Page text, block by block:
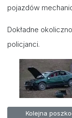
pojazdów
Dokładne
policjanci.
Poprzednia
Kolejna